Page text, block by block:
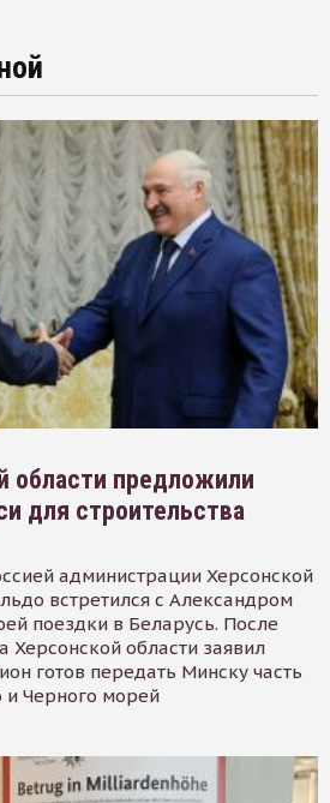
области предложили
для строительства
администрации Херсонской
встретился с Александром
поездки в Беларусь. После
Херсонской области заявил
готов передать Минску часть
и Черного морей